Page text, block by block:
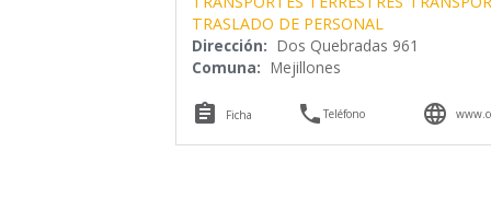
TRASLADO DE PERSONAL
Dirección: Dos Quebradas 961
Comuna: Mejillones
 Ficha Teléfono 